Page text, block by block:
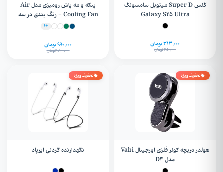
گلس Super D میتوبل سامسونگ
Galaxy S25 Ultra
313,000 تومان
350,000 تومان
پنکه و مه پاش رومیزی مدل Air
Cooling Fan + رنگ بندی در سه
سایز
+1
990,000 تومان
1,100,000 تومان
تخفیف ویژه
هولدر دریچه کولر فلزی اورجینال Vabi
مدل D4
تخفیف ویژه
نگهدارنده گردنی ایرپاد